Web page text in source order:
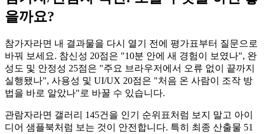
을까요?
참가자라면 내 결과물을 다시 열기 전에 평가표부터 질문으로
바꿔 보세요. 참신성 20점은 "10분 안에 새 경험이 보였나", 완
성도 및 안정성 25점은 "주요 브라우저에서 오류 없이 끝까지
실행됐나", 사용성 및 UI/UX 20점은 "처음 온 사람이 조작 방
법을 바로 알았나"로 바꿀 수 있습니다.
관람자라면 갤러리 145건을 인기 순위표처럼 보지 말고 아이
디어 샘플북처럼 보는 것이 안전합니다. 특히 최종 산출물 51